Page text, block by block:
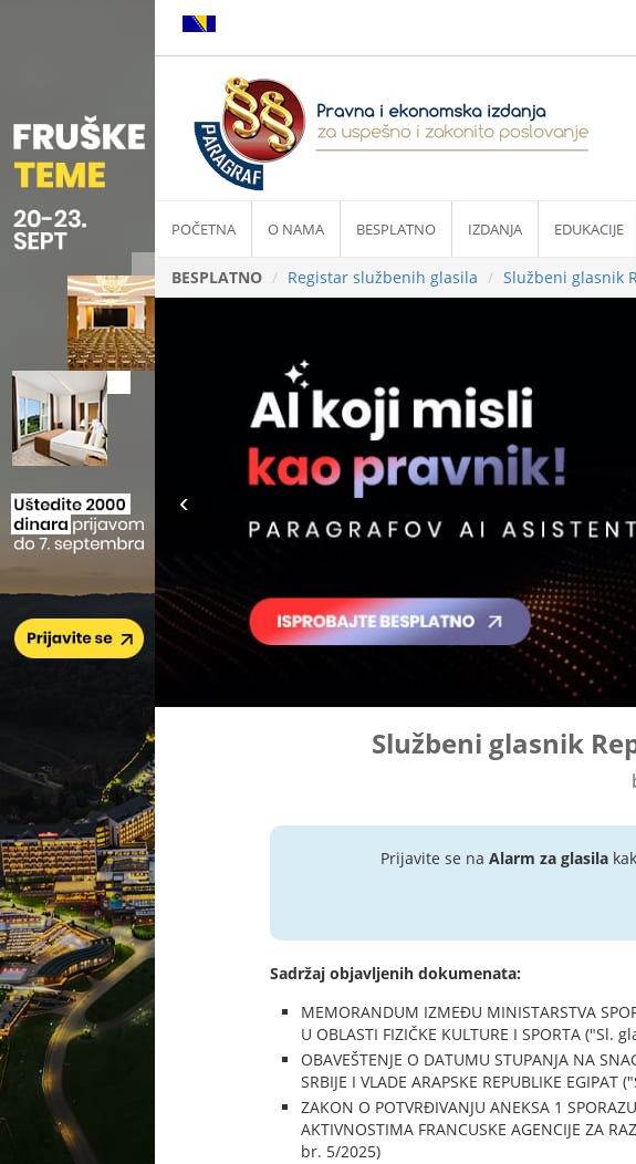
POČETNA O NAMA BESPLATNO IZDANJA EDUKACIJE
BESPLATNO Registar službenih glasila Službeni glasnik
Službeni glasnik
Prijavite se na Alarm za glasila
Sadržaj objavljenih dokumenata:
MEMORANDUM IZMEĐU MINISTARSTVA
U OBLASTI FIZIČKE KULTURE I SPORTA
OBAVEŠTENJE O DATUMU STUPANJA NA
SRBIJE I VLADE ARAPSKE REPUBLIKE
ZAKON O POTVRĐIVANJU ANEKSA 1
AKTIVNOSTIMA FRANCUSKE AGENCIJE ZA
br. 5/2025)